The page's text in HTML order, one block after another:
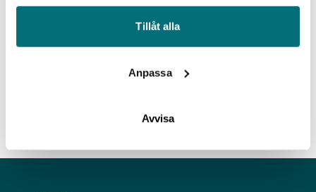
Tillåt alla
Anpassa
Avvisa